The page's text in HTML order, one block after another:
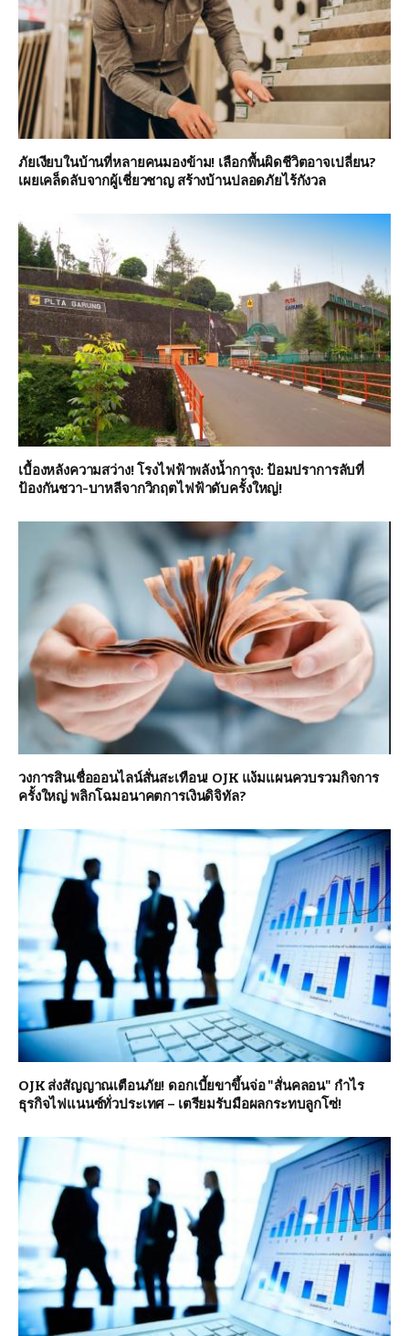
ภัยเงียบในบ้านที่หลายคนมองข้าม! เลือกพื้นผิดชีวิตอาจเปลี่ยน?
เผยเคล็ดลับจากผู้เชี่ยวชาญ สร้างบ้านปลอดภัยไร้กังวล
เบื้องหลังความสว่าง! โรงไฟฟ้าพลังน้ำการุง: ป้อมปราการลับที่
ป้องกันชวา-บาหลีจากวิกฤตไฟฟ้าดับครั้งใหญ่!
วงการสินเชื่อออนไลน์สั่นสะเทือน! OJK แง้มแผนควบรวมกิจการ
ครั้งใหญ่ พลิกโฉมอนาคตการเงินดิจิทัล?
OJK ส่งสัญญาณเตือนภัย! ดอกเบี้ยขาขึ้นจ่อ "สั่นคลอน" กำไร
ธุรกิจไฟแนนซ์ทั่วประเทศ – เตรียมรับมือผลกระทบลูกโซ่!